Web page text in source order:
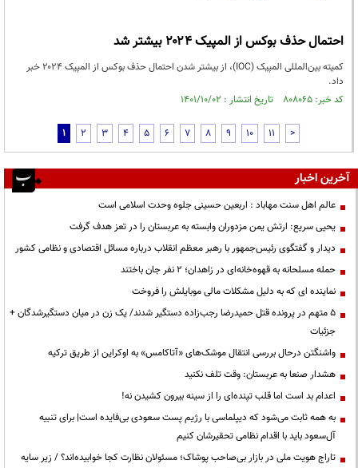
احتمال حذف بوکس از المپیک ۲۰۲۴ بیشتر شد
کمیته بین‌المللی المپیک (IOC)، از بیشتر شدن احتمال حذف بوکس از المپیک ۲۰۲۴ خبر
داد.
کد خبر: ۸۰۸۰۶۵ تاریخ انتشار : ۱۴۰۱/۱۰/۰۲
1 2 3 4 5 6 7 8 9 10 11 >
آخرین اخبار
عالم اهل سنت مهاباد : اربعین حسینی جلوه وحدت اسلامی است
یحیی سریع: ارتش یمن مزدوران وابسته به عربستان را در تعز هدف گرفت
دیدار و گفتگوی رئیس‌جمهور با رهبر معظم انقلاب درباره مسائل اقتصادی و نظامی کشور
حمله مسلحانه به قهوه‌خانه‌ای در زاهدان؛ ۲ نفر جان باختند
نماینده ای که به دلیل مشکلات مالی موبایلش را فروخت
۵ متهم در پرونده قتل حمیدرضا رجب‌زاده دستگیر شدند/ یک زن در میان دستگیرشدگان +
جزئیات
واشنگتن درحال بررسی انتقال موشک‌های «آتاکامس» به اوکراین از طریق ترکیه
هشدار صنعا به عربستان: وقت تلف نکنید
اعدام بد است اما قلب تپنده‌ای را از سینه بیرون کشیدن نه!
به همه ثابت می‌شود که دیپلماسی با رژیم پست سعودی بی‌فایده است| برای تنبیه
آل‌سعود باید با اقدام نظامی تحقیرشان کنیم
تاراج هویت ملی در بازار بی‌صاحب پوشاک؛ مسئولان نظارت کجا خوابیده‌اند؟ / زیر سایه